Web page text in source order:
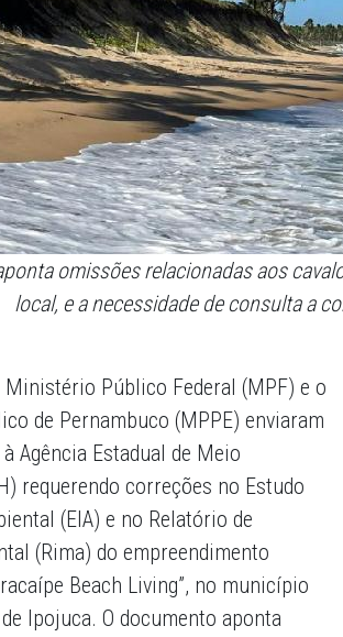
omissões relacionadas aos
local, e a necessidade de consulta a
Público Federal (MPF) e o
de Pernambuco (MPPE) enviaram
Agência Estadual de Meio
requerendo correções no Estudo
(EIA) e no Relatório de
(Rima) do empreendimento
Beach Living”, no município
Ipojuca. O documento aponta